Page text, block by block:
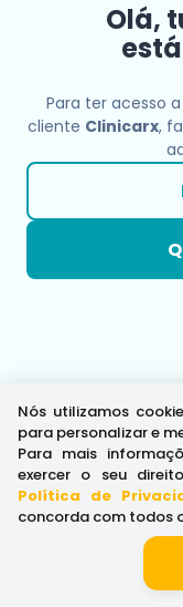
Olá,
Para ter acesso
cliente Clinicarx,
Nós utilizamos
para personalizar e
Para mais
exercer o seu
Política de
concorda com todos